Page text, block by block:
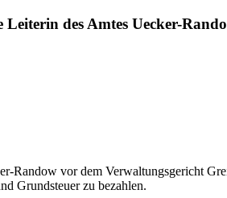
Leiterin des Amtes Uecker-
Randow vor dem Verwaltungsgericht
Grundsteuer zu bezahlen.